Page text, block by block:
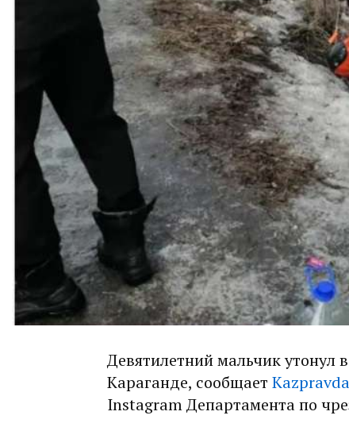
Девятилетний мальчик утонул
Караганде, сообщает
Instagram Департамента по